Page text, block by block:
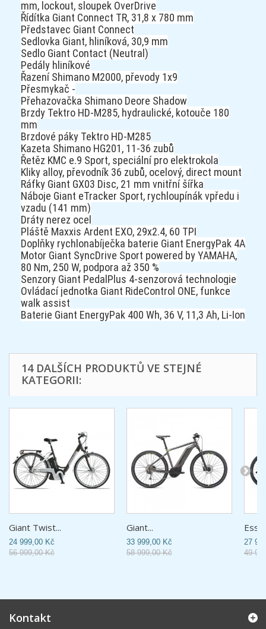
mm, lockout, sloupek OverDrive
Řídítka Giant Connect TR, 31,8 x 780 mm
Představec Giant Connect
Sedlovka Giant, hliníková, 30,9 mm
Sedlo Giant Contact (Neutral)
Pedály hliníkové
Řazení Shimano M2000, převody 1x9
Přesmykač -
Přehazovačka Shimano Deore Shadow
Brzdy Tektro HD-M285, hydraulické, kotouče 180
mm
Brzdové páky Tektro HD-M285
Kazeta Shimano HG201, 11-36 zubů
Řetěz KMC e.9 Sport, speciální pro elektrokola
Kliky alloy, převodník 36 zubů, ocelový, direct mount
Ráfky Giant GX03 Disc, 21 mm vnitřní šířka
Náboje Giant eTracker Sport, rychloupínák vpředu i
vzadu (141 mm)
Dráty nerez ocel
Pláště Maxxis Ardent EXO, 29x2.4, 60 TPI
Doplňky rychlonabíječka baterie Giant EnergyPak 4A
Motor Giant SyncDrive Sport powered by YAMAHA,
80 Nm, 250 W, podpora až 350 %
Senzory Giant PedalPlus 4-senzorová technologie
Ovládací jednotka Giant RideControl ONE, funkce
walk assist
Baterie Giant EnergyPak 400 Wh, 36 V, 11,3 Ah, Li-Ion
14 DALŠÍCH PRODUKTŮ VE STEJNÉ
KATEGORII:
Giant Twist...
24 999,00 Kč
56 999,00 Kč
Giant...
33 999,00 Kč
58 999,00 Kč
27
49
Kontakt